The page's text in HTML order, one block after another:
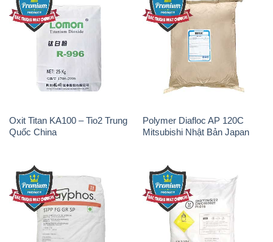
Oxit Titan KA100 – Tio2 Trung
Quốc China
Polymer Diafloc AP 120C
Mitsubishi Nhật Bản Japan